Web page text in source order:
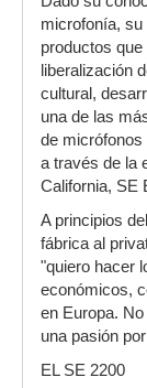
microfonía, su
productos
liberalización
cultural,
una de las
de
a través de la
California, SE
A principios
fábrica al
"quiero hacer
económicos,
en Europa.
una pasión
EL SE 2200